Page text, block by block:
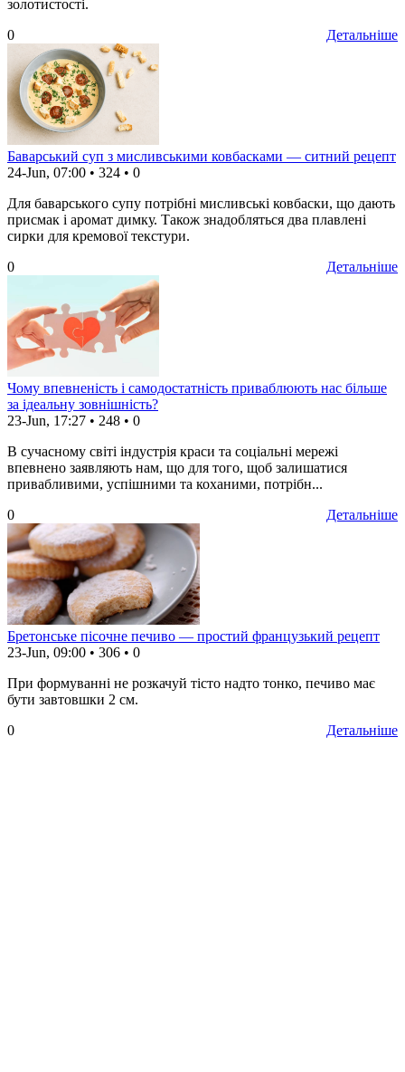
золотистості.
Детальніше
0
Баварський суп з мисливськими ковбасками — ситний рецепт
24-Jun, 07:00 • 324 • 0
Для баварського супу потрібні мисливські ковбаски, що дають
присмак і аромат димку. Також знадобляться два плавлені
сирки для кремової текстури.
Детальніше
0
Чому впевненість і самодостатність приваблюють нас більше
за ідеальну зовнішність?
23-Jun, 17:27 • 248 • 0
В сучасному світі індустрія краси та соціальні мережі
впевнено заявляють нам, що для того, щоб залишатися
привабливими, успішними та коханими, потрібн...
Детальніше
0
Бретонське пісочне печиво — простий французький рецепт
23-Jun, 09:00 • 306 • 0
При формуванні не розкачуй тісто надто тонко, печиво має
бути завтовшки 2 см.
Детальніше
0